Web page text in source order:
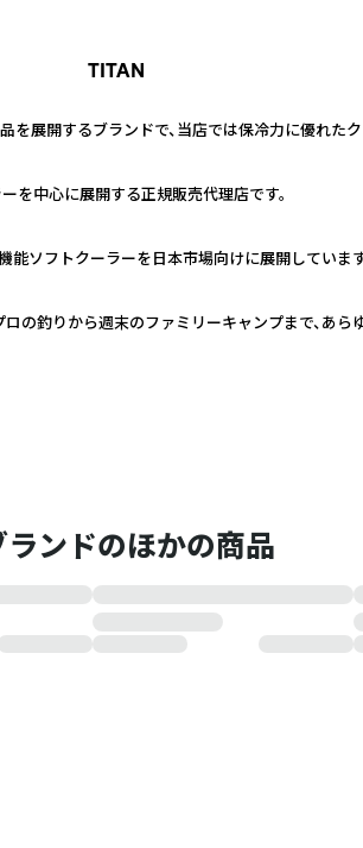
TITAN
展開するブランドで、当店では保冷力に優れた
を中心に展開する正規販売代理店です。
ソフトクーラーを日本市場向けに展開していま
の釣りから週末のファミリーキャンプまで、あら
ランドのほかの商品